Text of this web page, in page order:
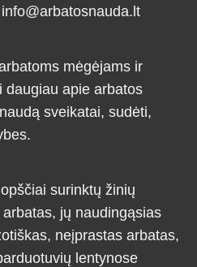
info@arbatosnauda.lt
mėgėjams ir
daugiau apie arbatos
sveikatai, sudėti,
surinktų žinių
jų naudingąsias
neįprastas arbatas,
lentynose